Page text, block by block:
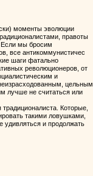
моменты эволюции
правоты
Если мы бросим
все антикоммунистичес
шаги фатально
революционеров, от
и
цельным
лучше не считаться или
Которые,
такими ловушками,
и продолжать